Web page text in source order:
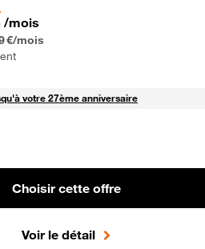
/mois
€/mois
par mois
votre 27ème anniversaire
Choisir cette offre
Voir le détail